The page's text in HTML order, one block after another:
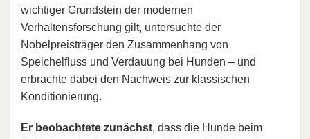
wichtiger Grundstein der modernen
Verhaltensforschung gilt, untersuchte der
Nobelpreisträger den Zusammenhang von
Speichelfluss und Verdauung bei Hunden – und
erbrachte dabei den Nachweis zur klassischen
Konditionierung.
Er beobachtete zunächst, dass die Hunde beim